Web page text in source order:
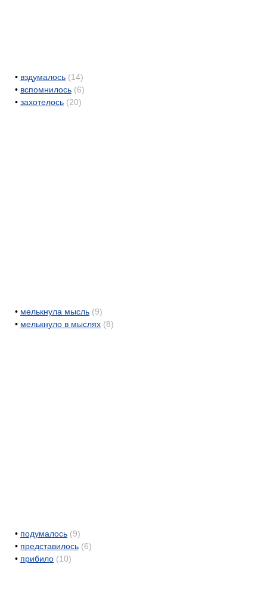
• вздумалось (14)
• вспомнилось (6)
• захотелось (20)
• мелькнула мысль (9)
• мелькнуло в мыслях (8)
• подумалось (9)
• представилось (6)
• прибило (10)